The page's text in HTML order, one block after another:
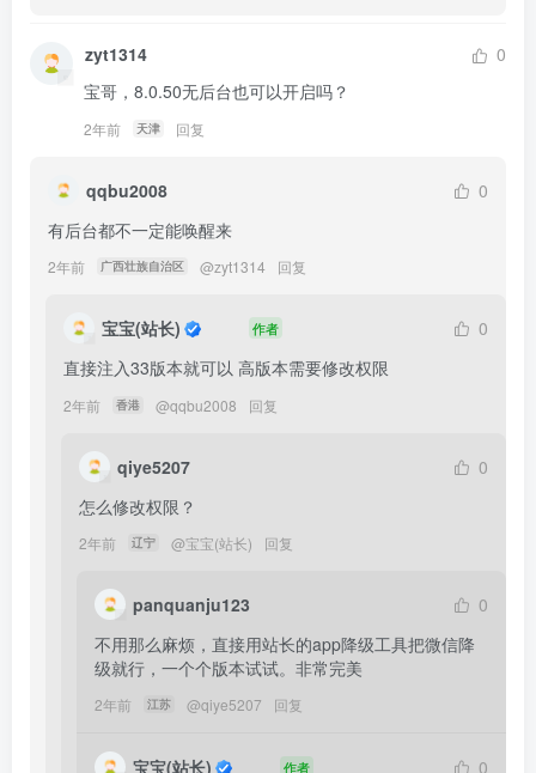
zyt1314
0
宝哥，8.0.50无后台也可以开启吗？
2年前 天津 回复
qqbu2008
0
有后台都不一定能唤醒来
2年前 广西壮族自治区 @zyt1314 回复
宝宝(站长) 作者
0
直接注入33版本就可以 高版本需要修改权限
2年前 香港 @qqbu2008 回复
qiye5207
0
怎么修改权限？
2年前 辽宁 @宝宝(站长) 回复
panquanju123
0
不用那么麻烦，直接用站长的app降级工具把微信降
级就行，一个个版本试试。非常完美
2年前 江苏 @qiye5207 回复
宝宝(站长) 作者 0